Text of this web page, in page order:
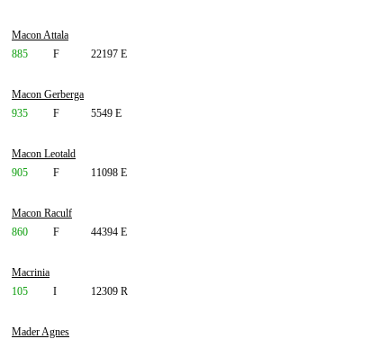
Macon Attala
885
F 22197 E
Macon Gerberga
935
F 5549 E
Macon Leotald
905
F 11098 E
Macon Raculf
860
F 44394 E
Macrinia
105
I 12309 R
Mader Agnes